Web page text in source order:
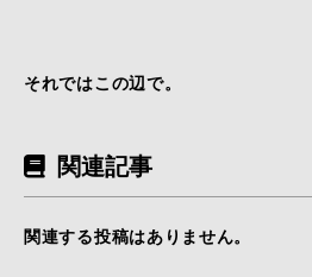
それではこの辺で。
関連記事
関連する投稿はありません。